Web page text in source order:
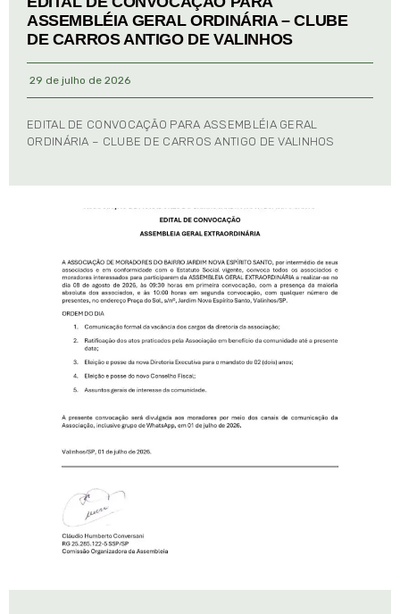
ASSEMBLÉIA GERAL ORDINÁRIA – CLUBE
DE CARROS ANTIGO DE VALINHOS
29 de julho de 2026
EDITAL DE CONVOCAÇÃO PARA ASSEMBLÉIA GERAL
ORDINÁRIA – CLUBE DE CARROS ANTIGO DE VALINHOS